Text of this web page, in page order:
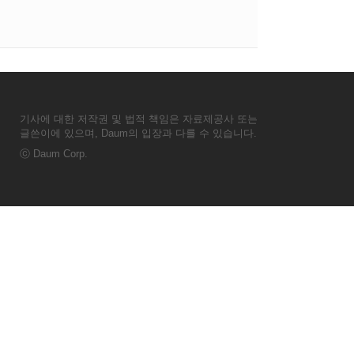
기사에 대한 저작권 및 법적 책임은 자료제공사 또는
글쓴이에 있으며, Daum의 입장과 다를 수 있습니다.
ⓒ Daum Corp.